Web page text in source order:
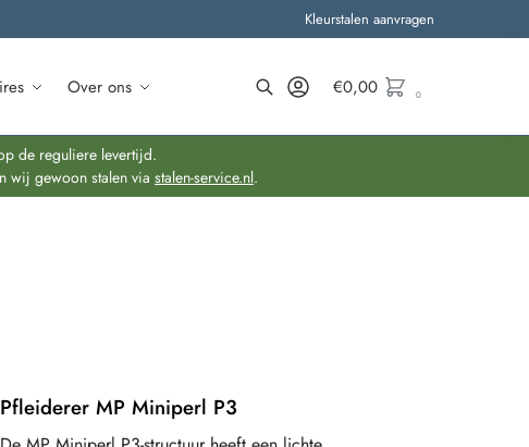
Kleurstalen aanvragen
Over ons €0,00 0
de reguliere levertijd.
wij gewoon stalen via stalen-service.nl.
Pfleiderer MP Miniperl P3